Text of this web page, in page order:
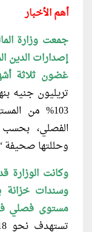
أهم الأخبار
جمعت وزارة
غضون ثلاثة
تريليون جنيه
الفصلي، بحسب
وحللتها صحيفة
وكانت الوزارة
مستوى فصلي